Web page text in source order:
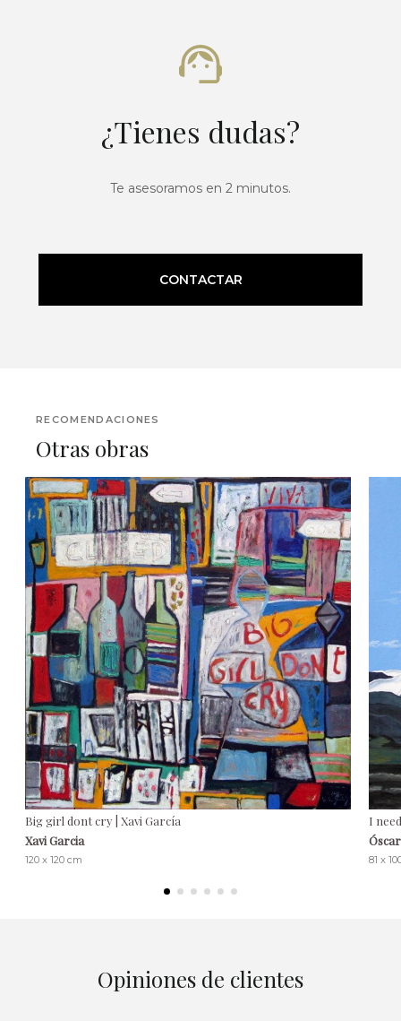
¿Tienes dudas?
Te asesoramos en 2 minutos.
CONTACTAR
RECOMENDACIONES
Otras obras
Big girl dont cry | Xavi García
Xavi Garcia
120 x 120 cm
I
81 x
Opiniones de clientes